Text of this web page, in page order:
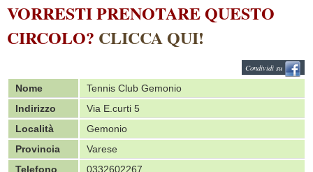
VORRESTI PRENOTARE QUESTO
CIRCOLO? CLICCA QUI!
Condividi su
Nome
Tennis Club Gemonio
Indirizzo
Via E.curti 5
Località
Gemonio
Provincia
Varese
Telefono
0332602267